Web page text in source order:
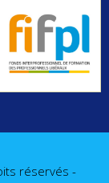
réservés -